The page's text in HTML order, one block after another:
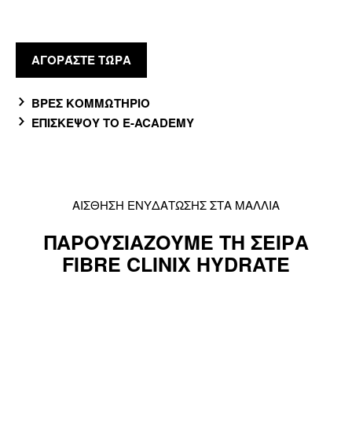
ΑΓΟΡΆΣΤΕ ΤΏΡΑ
ΒΡΕΣ ΚΟΜΜΩΤΗΡΙΟ
ΕΠΙΣΚΕΨΟΥ ΤΟ E-ACADEMY
ΑΙΣΘΗΣΗ ΕΝΥΔΑΤΩΣΗΣ ΣΤΑ ΜΑΛΛΙΑ
ΠΑΡΟΥΣΙΑΖΟΥΜΕ ΤΗ ΣΕΙΡΑ
FIBRE CLINIX HYDRATE